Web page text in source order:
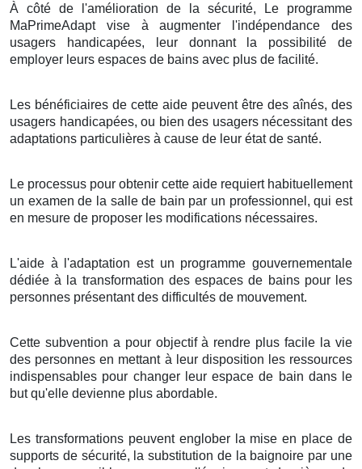
À côté de l'amélioration de la sécurité, Le programme
MaPrimeAdapt vise à augmenter l'indépendance des
usagers handicapées, leur donnant la possibilité de
employer leurs espaces de bains avec plus de facilité.
Les bénéficiaires de cette aide peuvent être des aînés, des
usagers handicapées, ou bien des usagers nécessitant des
adaptations particulières à cause de leur état de santé.
Le processus pour obtenir cette aide requiert habituellement
un examen de la salle de bain par un professionnel, qui est
en mesure de proposer les modifications nécessaires.
L'aide à l'adaptation est un programme gouvernementale
dédiée à la transformation des espaces de bains pour les
personnes présentant des difficultés de mouvement.
Cette subvention a pour objectif à rendre plus facile la vie
des personnes en mettant à leur disposition les ressources
indispensables pour changer leur espace de bain dans le
but qu'elle devienne plus abordable.
Les transformations peuvent englober la mise en place de
supports de sécurité, la substitution de la baignoire par une